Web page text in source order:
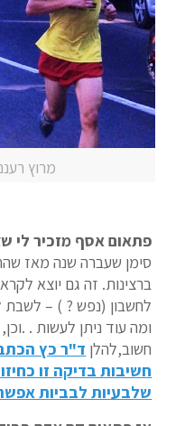
מרוץ
פתאום אסף מזכיר לי
סימן שעברה שנה מאז
ברצינות. זה גם יוצא
לחשבון (נפש ? ) –
ומה עוד ניתן לעשות .
חשוב,להלן ד"ר כץ
חשיבות בדיקה זו
שלבעיות לבביות